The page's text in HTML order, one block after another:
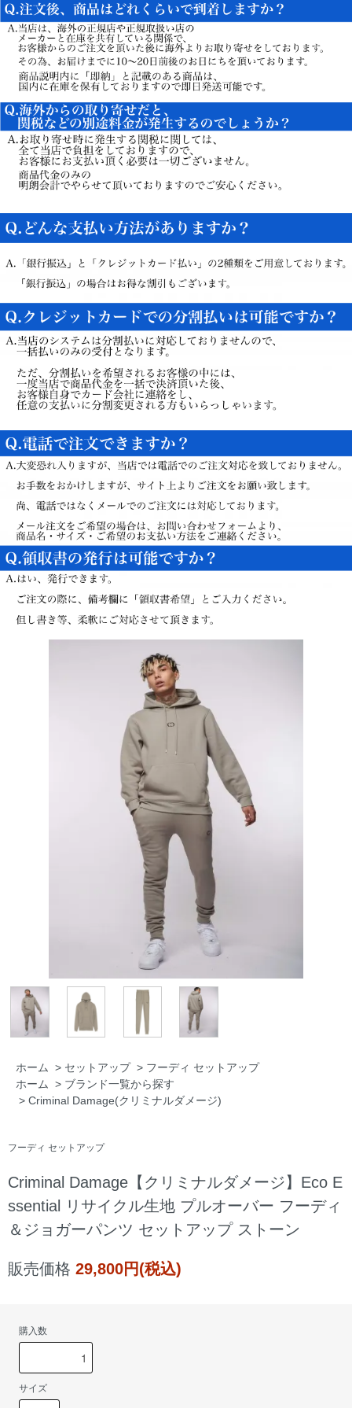
ホーム > セットアップ > フーディ セットアップ
ホーム > ブランド一覧から探す
> Criminal Damage(クリミナルダメージ)
フーディ セットアップ
Criminal Damage【クリミナルダメージ】Eco E
ssential リサイクル生地 プルオーバー フーディ
＆ジョガーパンツ セットアップ ストーン
販売価格 29,800円(税込)
購入数
サイズ